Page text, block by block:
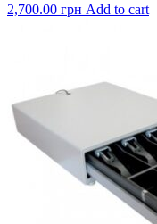
2,700.00 грн Add to cart